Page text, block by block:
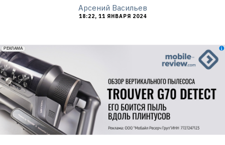
Арсений Васильев
18:22, 11 ЯНВАРЯ 2024
erid: 2VfnxxmNzs5
РЕКЛАМА